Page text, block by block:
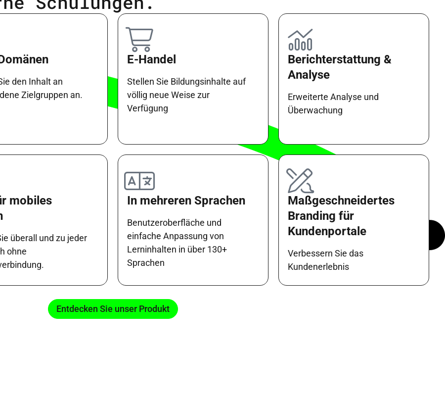
den Inhalt an
Zielgruppen an.
E-Handel
Stellen Sie Bildungsinhalte auf
völlig neue Weise zur
Verfügung
Berichterstattung &
Analyse
Erweiterte Analyse und
Überwachung
mobiles
überall und zu jeder
ohne
In mehreren Sprachen
Benutzeroberfläche und
einfache Anpassung von
Lerninhalten in über 130+
Sprachen
Maßgeschneidertes
Branding für
Kundenportale
Verbessern Sie das
Kundenerlebnis
Entdecken Sie unser Produkt